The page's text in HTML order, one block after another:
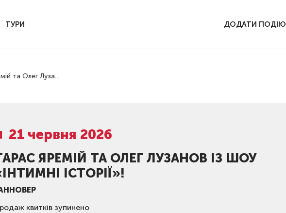
ТУРИ ДОДАТИ ПОДІЮ
та Олег Луза...
21 червня 2026
ЯРЕМІЙ ТА ОЛЕГ ЛУЗАНОВ ІЗ ШОУ
ІСТОРІЇ»!
квитків зупинено